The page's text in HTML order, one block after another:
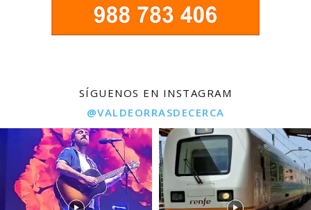
SÍGUENOS EN INSTAGRAM
@VALDEORRASDECERCA